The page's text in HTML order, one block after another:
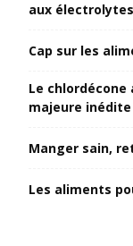
aux
Cap sur les
Le
majeure inédite
Manger sain,
Les aliments